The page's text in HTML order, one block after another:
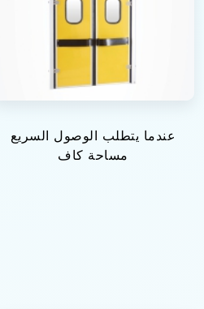
عندما يتطلب الوصول السريع
مساحة كاف